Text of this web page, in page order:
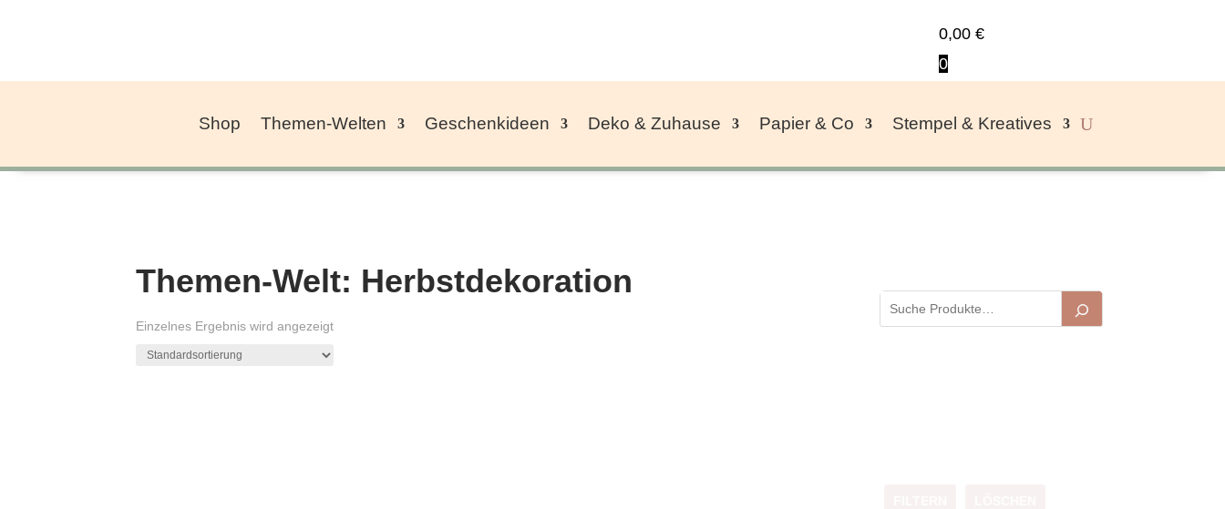
0,00€
0
Shop Themen-Welten Geschenkideen Deko & Zuhause Papier & Co Stempel & Kreatives
Themen-Welt: Herbstdekoration
Einzelnes Ergebnis wird angezeigt